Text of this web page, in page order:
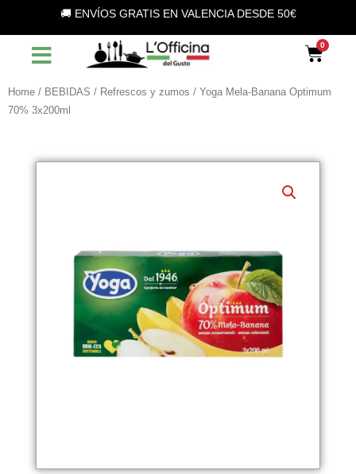
contenuto
🚚 ENVÍOS GRATIS EN VALENCIA DESDE 50€
Home / BEBIDAS / Refrescos y zumos / Yoga Mela-Banana Optimum
70% 3x200ml